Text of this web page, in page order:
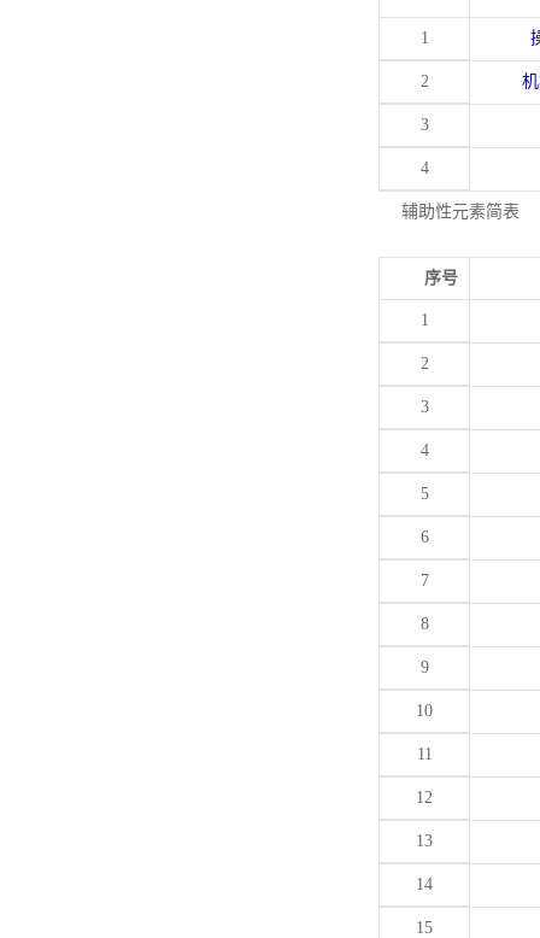
1
2
3
4
辅助性元素简表
序号
1
2
3
4
5
6
7
8
9
10
11
12
13
14
15